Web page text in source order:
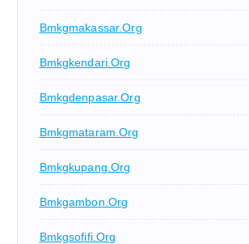
Bmkgmakassar.org
Bmkgkendari.org
Bmkgdenpasar.org
Bmkgmataram.org
Bmkgkupang.org
Bmkgambon.org
Bmkgsofifi.org